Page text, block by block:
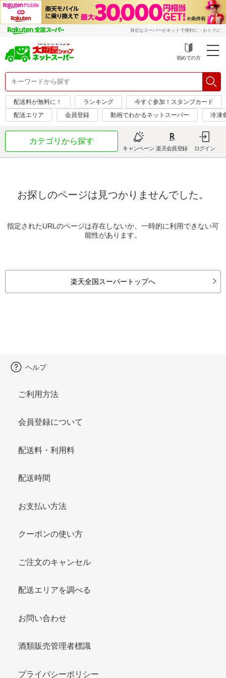
身近なスーパーがネットで便利に・おトクに
初めての方
配送料が無料に！ ランキング
今すぐ参加！スタンプカード
配送エリア
会員登録 動画でわかるネットスーパー 冷凍
カテゴリから探す
キャンペーン 楽天会員登録 ログイン
お探しのページは見つかりませんでした。
指定されたURLのページは存在しないか、一時的に利用できない可
能性があります。
楽天全国スーパートップへ
ヘルプ
ご利用方法
会員登録について
配送料・利用料
配送時間
お支払い方法
クーポンの使い方
ご注文のキャンセル
配送エリアを調べる
お問い合わせ
酒類販売管理者標識
プライバシーポリシー